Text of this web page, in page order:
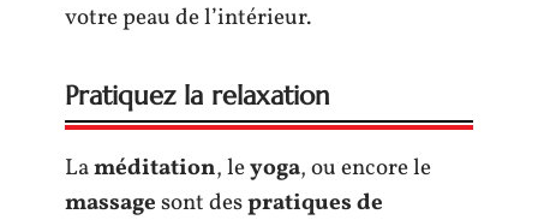
votre peau de l’intérieur.
Pratiquez la relaxation
Laméditation, leyoga, ou encore le
massagesont despratiques de